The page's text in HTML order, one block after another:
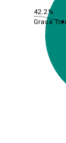
42.2%
Grasa